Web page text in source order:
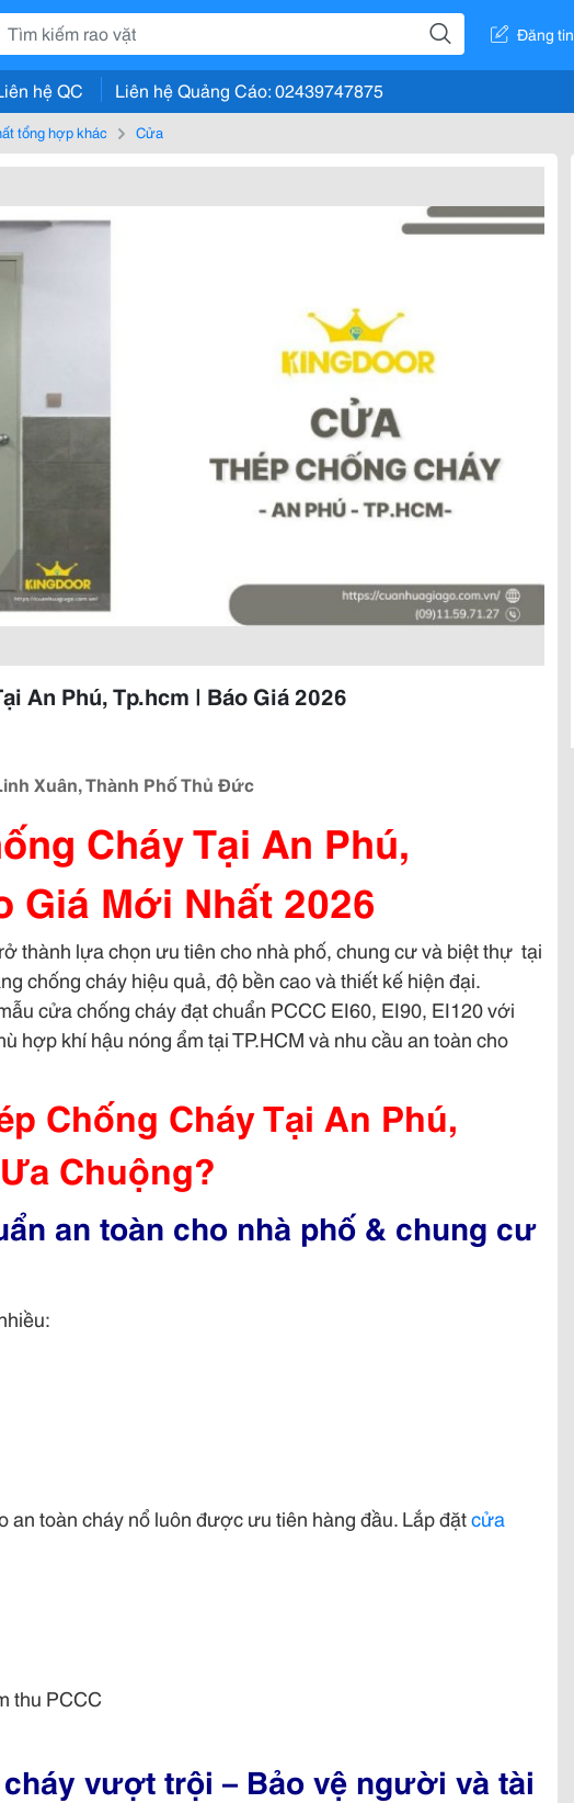
Đăng tin
hệ QC Liên hệ Quảng Cáo: 02439747875
tổng hợp khác Cửa
An Phú, Tp.hcm | Báo Giá 2026
Xuân, Thành Phố Thủ Đức
Cháy Tại An Phú,
Giá Mới Nhất 2026
thành lựa chọn ưu tiên cho nhà phố, chung cư và biệt thự tại
chống cháy hiệu quả, độ bền cao và thiết kế hiện đại.
cửa chống cháy đạt chuẩn PCCC EI60, EI90, EI120 với
hợp khí hậu nóng ẩm tại TP.HCM và nhu cầu an toàn cho
Chống Cháy Tại An Phú,
Chuộng?
an toàn cho nhà phố & chung cư
an toàn cháy nổ luôn được ưu tiên hàng đầu. Lắp đặtcửa
thu PCCC
vượt trội – Bảo vệ người và tài